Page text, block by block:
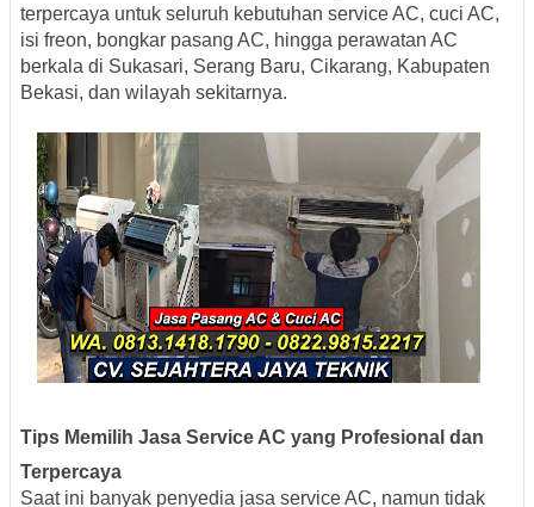
terpercaya untuk seluruh kebutuhan service AC, cuci AC,
isi freon, bongkar pasang AC, hingga perawatan AC
berkala di Sukasari, Serang Baru, Cikarang, Kabupaten
Bekasi, dan wilayah sekitarnya.
Tips Memilih Jasa Service AC yang Profesional dan
Terpercaya
Saat ini banyak penyedia jasa service AC, namun tidak